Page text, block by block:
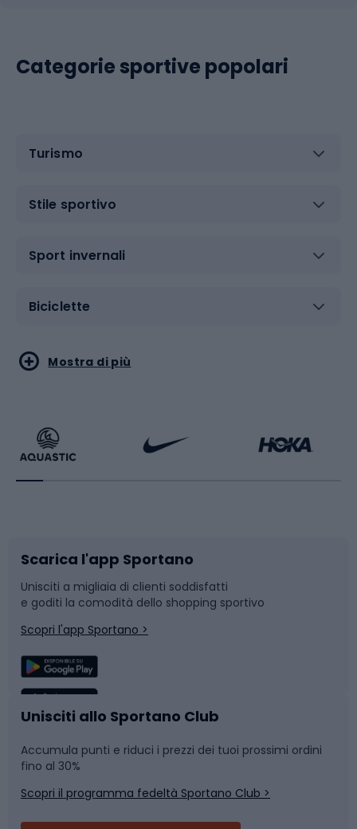
Categorie sportive popolari
Turismo
Stile sportivo
Sport invernali
Biciclette
Sport acquatici
Bikepacking
Bushcraft
Corsa
Sport di squadra
Caschi da ciclismo
Skitouring
Sport di arti marziali
Sport con le racchette
Slitte e slittini
Snowboard
Camminata nordica
Nuoto
Pattinaggio
Mostra di più
Scarica l'app Sportano
Unisciti a migliaia di clienti soddisfatti
e goditi la comodità dello shopping sportivo
Scopri l'app Sportano >
Unisciti allo Sportano Club
Accumula punti e riduci i prezzi dei tuoi prossimi ordini
fino al 30%
Scopri il programma fedeltà Sportano Club >